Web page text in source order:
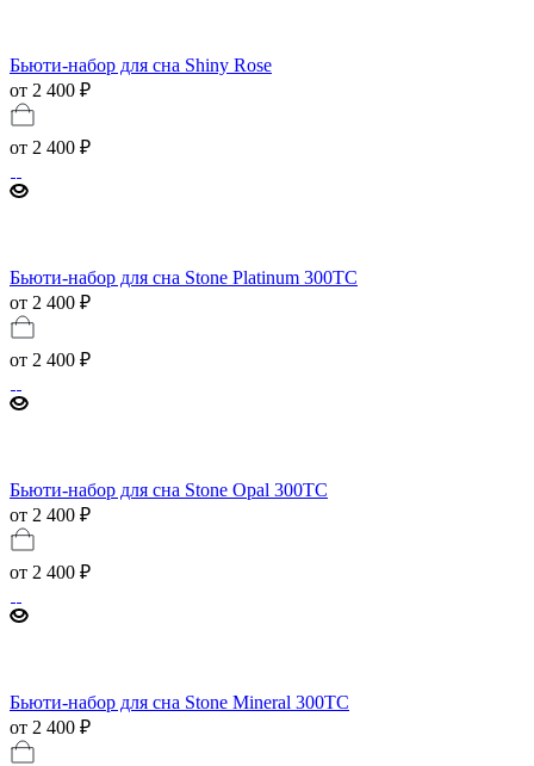
Бьюти-набор для сна Shiny Rose
от 2 400 ₽
от 2 400 ₽
Бьюти-набор для сна Stone Platinum 300ТС
от 2 400 ₽
от 2 400 ₽
Бьюти-набор для сна Stone Opal 300ТС
от 2 400 ₽
от 2 400 ₽
Бьюти-набор для сна Stone Mineral 300ТС
от 2 400 ₽